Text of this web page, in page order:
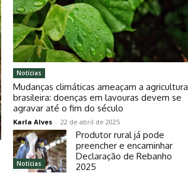
Notícias
Mudanças climáticas ameaçam a agricultura
brasileira: doenças em lavouras devem se
agravar até o fim do século
Karla Alves - 22 de abril de 2025
Notícias
Produtor rural já pode
preencher e encaminhar
Declaração de Rebanho
2025